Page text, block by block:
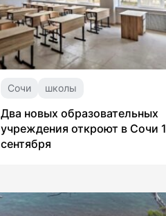
Сочи школы
Два новых образовательных
учреждения откроют в Сочи 1
сентября